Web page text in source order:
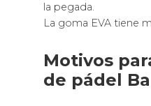
la pegada.
La goma EVA tiene
Motivos
de pádel